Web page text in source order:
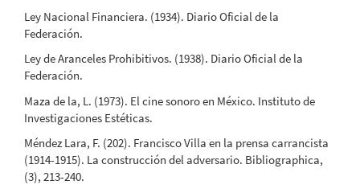
Ley Nacional Financiera. (1934). Diario Oficial de la
Federación.
Ley de Aranceles Prohibitivos. (1938). Diario Oficial de la
Federación.
Maza de la, L. (1973). El cine sonoro en México. Instituto de
Investigaciones Estéticas.
Méndez Lara, F. (202). Francisco Villa en la prensa carrancista
(1914-1915). La construcción del adversario. Bibliographica,
(3), 213-240.